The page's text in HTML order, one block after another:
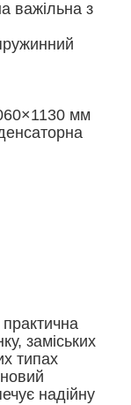
важільна з
мм
заміських
типах
надійну